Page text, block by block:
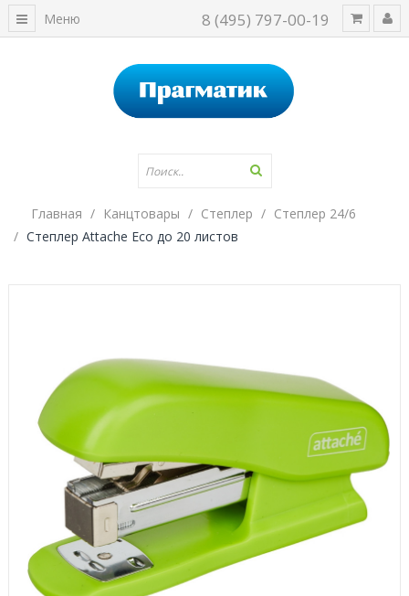
8 (495) 797-00-19
Меню
Главная Канцтовары Степлер
Степлер 24/6
Степлер Attache Eco до 20 листов